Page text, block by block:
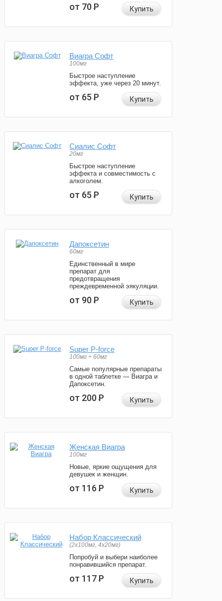
от 70Р Купить
Виагра Софт
100мг
Быстрое наступление
эффекта, уже через 20 минут.
от 65Р Купить
Сиалис Софт
20мг
Быстрое наступление
эффекта и совместимость с
алкоголем.
от 65Р Купить
Дапоксетин
60мг
Единственный в мире
препарат для
предотвращения
преждевременной эякуляции.
от 90Р Купить
Super P-force
100мг + 60мг
Самые популярные препараты
в одной таблетке — Виагра и
Дапоксетин.
от 200Р Купить
Женская Виагра
100мг
Новые, яркие ощущения для
девушек и женщин.
от 116Р Купить
Набор Классический
(2x100мг, 4x20мг)
Попробуй и выбери наиболее
понравившийся препарат.
от 117Р Купить